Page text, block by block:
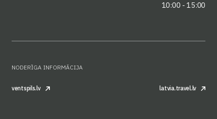
10:00 - 15:00
NODERĪGA INFORMĀCIJA
ventspils.lv latvia.travel.lv